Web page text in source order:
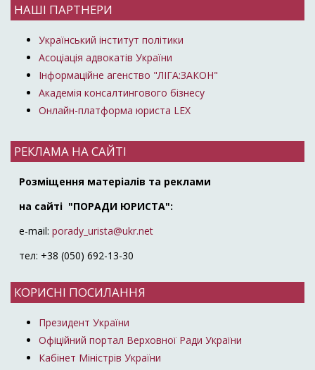
НАШІ ПАРТНЕРИ
Український інститут політики
Асоціація адвокатів України
Інформаційне агенство "ЛІГА:ЗАКОН"
Академія консалтингового бізнесу
Онлайн-платформа юриста LEX
РЕКЛАМА НА САЙТІ
Розміщення матеріалів та реклами
на сайті "ПОРАДИ ЮРИСТА":
e-mail: porady_urista@ukr.net
тел: +38 (050) 692-13-30
КОРИСНІ ПОСИЛАННЯ
Президент України
Офіційний портал Верховної Ради України
Кабінет Міністрів України